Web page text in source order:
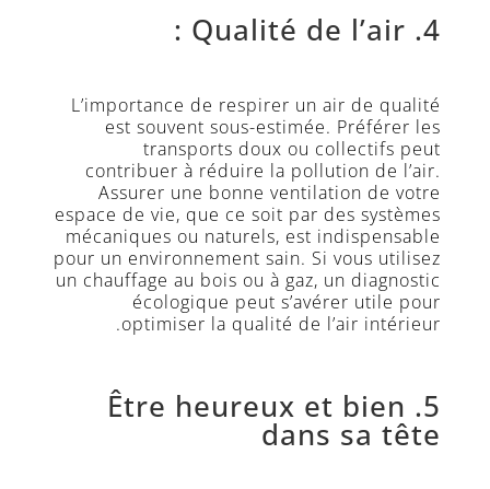
4. Qualité de l’air :
L’importance de respirer un air de qualité
est souvent sous-estimée. Préférer les
transports doux ou collectifs peut
contribuer à réduire la pollution de l’air.
Assurer une bonne ventilation de votre
espace de vie, que ce soit par des systèmes
mécaniques ou naturels, est indispensable
pour un environnement sain. Si vous utilisez
un chauffage au bois ou à gaz, un diagnostic
écologique peut s’avérer utile pour
optimiser la qualité de l’air intérieur.
5. Être heureux et bien
dans sa tête